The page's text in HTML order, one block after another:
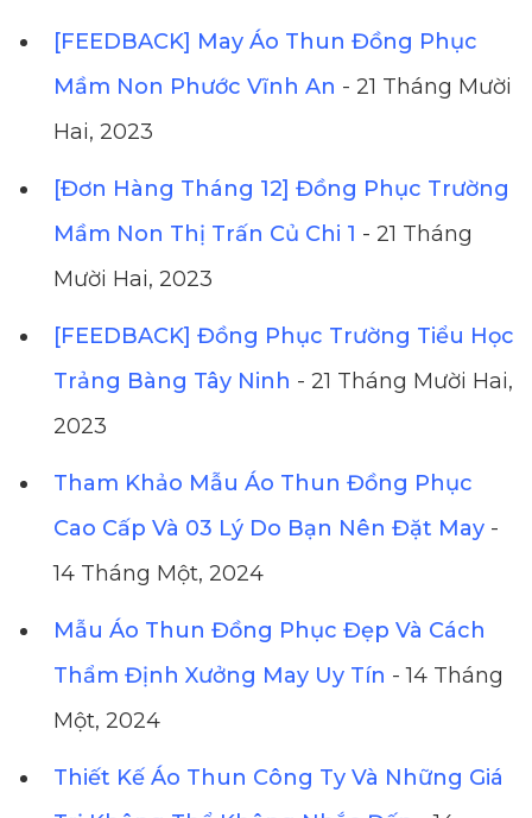
[FEEDBACK] May Áo Thun Đồng Phục
Mầm Non Phước Vĩnh An - 21 Tháng Mười
Hai, 2023
[Đơn Hàng Tháng 12] Đồng Phục Trường
Mầm Non Thị Trấn Củ Chi 1 - 21 Tháng
Mười Hai, 2023
[FEEDBACK] Đồng Phục Trường Tiểu Học
Trảng Bàng Tây Ninh - 21 Tháng Mười Hai,
2023
Tham Khảo Mẫu Áo Thun Đồng Phục
Cao Cấp Và 03 Lý Do Bạn Nên Đặt May -
14 Tháng Một, 2024
Mẫu Áo Thun Đồng Phục Đẹp Và Cách
Thẩm Định Xưởng May Uy Tín - 14 Tháng
Một, 2024
Thiết Kế Áo Thun Công Ty Và Những Giá